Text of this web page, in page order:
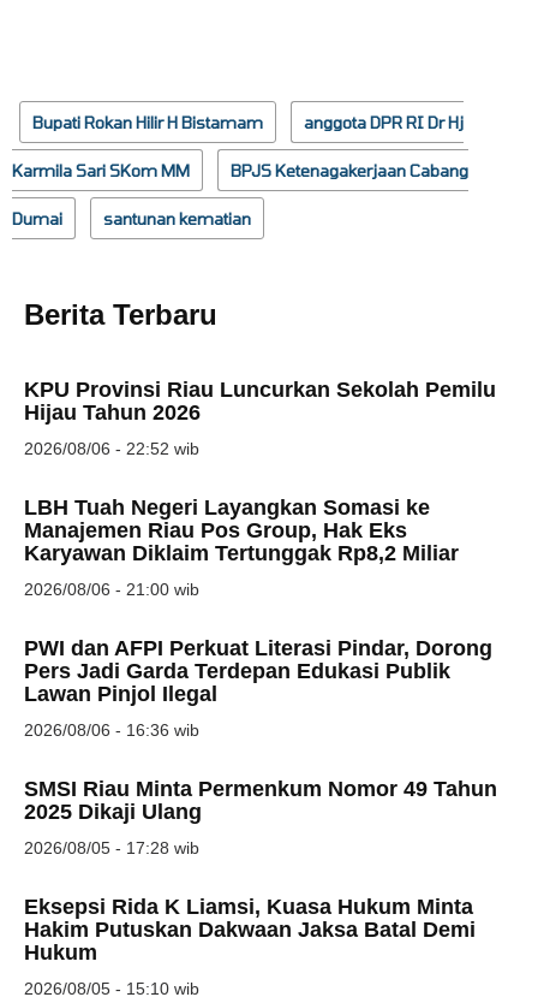
Bupati Rokan Hilir H Bistamam anggota DPR RI Dr Hj
Karmila Sari SKom MM BPJS Ketenagakerjaan Cabang
Dumai santunan kematian
Berita Terbaru
KPU Provinsi Riau Luncurkan Sekolah Pemilu
Hijau Tahun 2026
2026/08/06 - 22:52 wib
LBH Tuah Negeri Layangkan Somasi ke
Manajemen Riau Pos Group, Hak Eks
Karyawan Diklaim Tertunggak Rp8,2 Miliar
2026/08/06 - 21:00 wib
PWI dan AFPI Perkuat Literasi Pindar, Dorong
Pers Jadi Garda Terdepan Edukasi Publik
Lawan Pinjol Ilegal
2026/08/06 - 16:36 wib
SMSI Riau Minta Permenkum Nomor 49 Tahun
2025 Dikaji Ulang
2026/08/05 - 17:28 wib
Eksepsi Rida K Liamsi, Kuasa Hukum Minta
Hakim Putuskan Dakwaan Jaksa Batal Demi
Hukum
2026/08/05 - 15:10 wib